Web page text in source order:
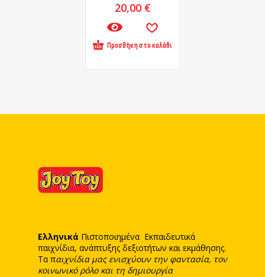
20,00 €
Προσθήκη στο καλάθι
Ελληνικά Πιστοποιημένα Εκπαιδευτικά
παιχνίδια, ανάπτυξης δεξιοτήτων και εκμάθησης.
Τα παιχνίδια μας ενισχύουν την φαντασία, τον
κοινωνικό ρόλο και τη δημιουργία